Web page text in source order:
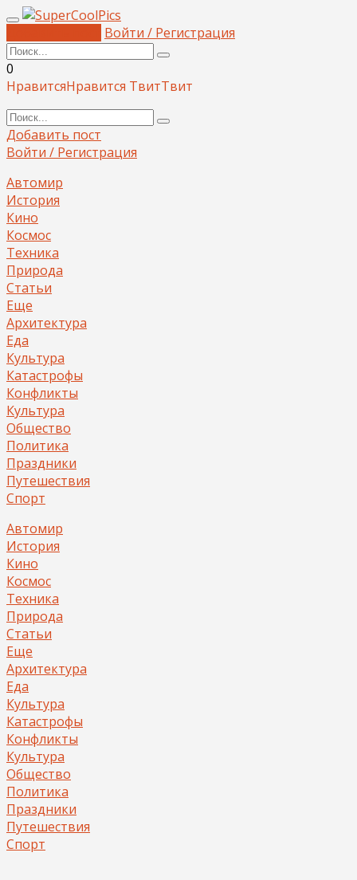
Войти / Регистрация
0
НравитсяНравится ТвитТвит
Добавить пост
Войти / Регистрация
Автомир
История
Кино
Космос
Техника
Природа
Статьи
Еще
Архитектура
Еда
Культура
Катастрофы
Конфликты
Культура
Общество
Политика
Праздники
Путешествия
Спорт
Автомир
История
Кино
Космос
Техника
Природа
Статьи
Еще
Архитектура
Еда
Культура
Катастрофы
Конфликты
Культура
Общество
Политика
Праздники
Путешествия
Спорт